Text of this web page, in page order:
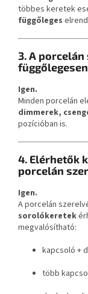
többes keretek
függőleges
3. A
Igen.
Minden porcelán
dimmerek,
pozícióban is.
4. Elérhetők
porcelán
Igen.
A porcelán
sorolókeretek
megvalósítható:
kapcsoló +
több